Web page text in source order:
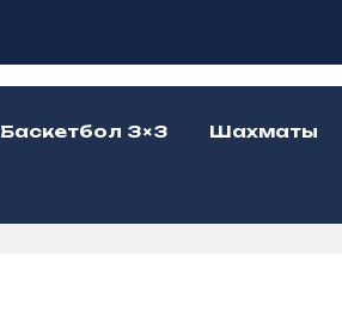
Баскетбол 3×3 Шахматы